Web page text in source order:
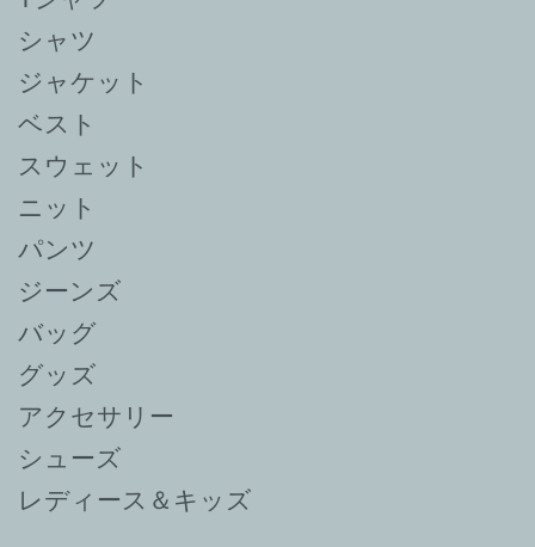
シャツ
ジャケット
ベスト
スウェット
ニット
パンツ
ジーンズ
バッグ
グッズ
アクセサリー
シューズ
レディース＆キッズ